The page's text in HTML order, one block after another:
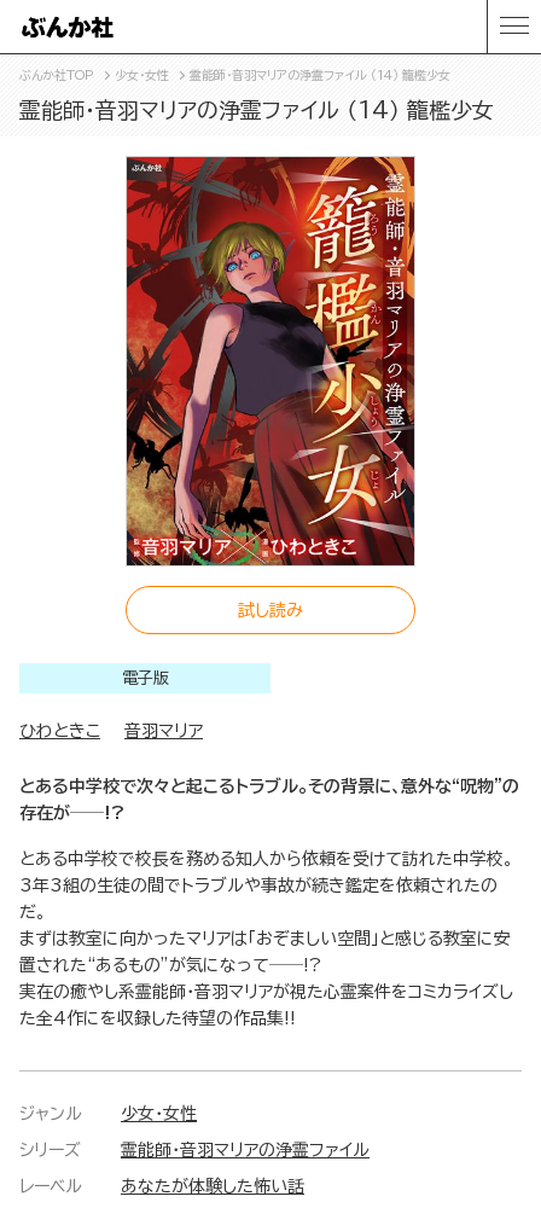
ぶんか社TOP 少女・女性 霊能師・音羽マリアの浄霊ファイル （14） 籠檻少女
霊能師・音羽マリアの浄霊ファイル （14） 籠檻少女
試し読み
電子版
ひわときこ 音羽マリア
とある中学校で次々と起こるトラブル。その背景に、意外な“呪物”の
存在が──!?
とある中学校で校長を務める知人から依頼を受けて訪れた中学校。
3年3組の生徒の間でトラブルや事故が続き鑑定を依頼されたの
だ。
まずは教室に向かったマリアは「おぞましい空間」と感じる教室に安
置された“あるもの”が気になって──!?
実在の癒やし系霊能師・音羽マリアが視た心霊案件をコミカライズし
た全4作にを収録した待望の作品集!!
ジャンル 少女・女性
シリーズ 霊能師・音羽マリアの浄霊ファイル
レーベル あなたが体験した怖い話